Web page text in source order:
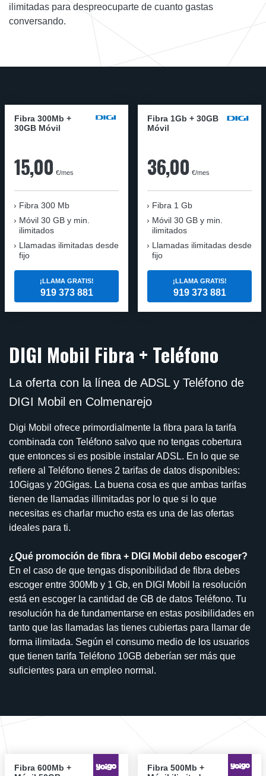
ilimitadas para despreocuparte de cuanto gastas
conversando.
Fibra 300Mb +
30GB Móvil
15,00 €/mes
Fibra 300 Mb
Móvil 30 GB y min.
ilimitados
Llamadas ilimitadas desde
fijo
¡LLAMA GRATIS!
919 373 881
Fibra 1Gb + 30GB
Móvil
36,00 €/mes
Fibra 1 Gb
Móvil 30 GB y min.
ilimitados
Llamadas ilimitadas desde
fijo
¡LLAMA GRATIS!
919 373 881
DIGI Mobil Fibra + Teléfono
La oferta con la línea de ADSL y Teléfono de
DIGI Mobil en Colmenarejo
Digi Mobil ofrece primordialmente la fibra para la tarifa
combinada con Teléfono salvo que no tengas cobertura
que entonces si es posible instalar ADSL. En lo que se
refiere al Teléfono tienes 2 tarifas de datos disponibles:
10Gigas y 20Gigas. La buena cosa es que ambas tarifas
tienen de llamadas illimitadas por lo que si lo que
necesitas es charlar mucho esta es una de las ofertas
ideales para ti.
¿Qué promoción de fibra + DIGI Mobil debo escoger?
En el caso de que tengas disponibilidad de fibra debes
escoger entre 300Mb y 1 Gb, en DIGI Mobil la resolución
está en escoger la cantidad de GB de datos Teléfono. Tu
resolución ha de fundamentarse en estas posibilidades en
tanto que las llamadas las tienes cubiertas para llamar de
forma ilimitada. Según el consumo medio de los usuarios
que tienen tarifa Teléfono 10GB deberían ser más que
suficientes para un empleo normal.
Fibra 600Mb +
Fibra 500Mb +